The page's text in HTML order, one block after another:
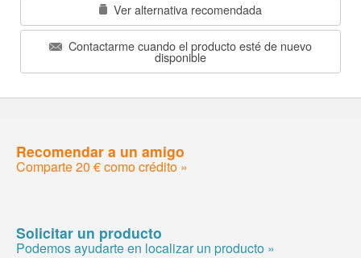
Ver alternativa recomendada
Contactarme cuando el producto esté de nuevo
disponible
Recomendar a un amigo
Comparte 20 € como crédito »
Solicitar un producto
Podemos ayudarte en localizar un producto »